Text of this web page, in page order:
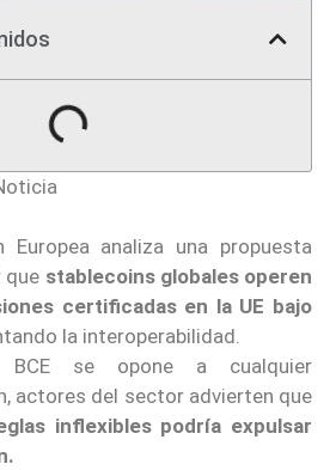
Europea analiza una propuesta
que stablecoins globales operen
certificadas en la UE bajo
la interoperabilidad.
BCE se opone a cualquier
actores del sector advierten que
inflexibles podría expulsar